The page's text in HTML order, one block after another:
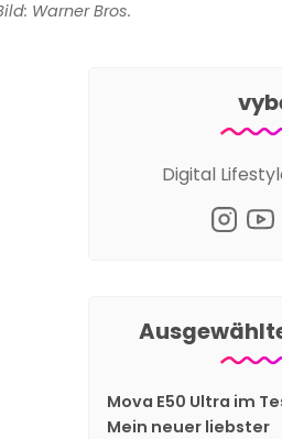
Warner Bros.
Digital
Mova E50 Ultra im
Mein neuer liebster